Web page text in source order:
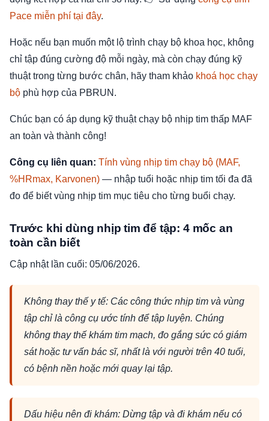
Pace miễn phí tại đây.
Hoặc nếu bạn muốn một lộ trình chạy bộ khoa học, không
chỉ tập đúng cường độ mỗi ngày, mà còn chạy đúng kỹ
thuật trong từng bước chân, hãy tham khảo khoá học chạy
bộ phù hợp của PBRUN.
Chúc bạn có áp dụng kỹ thuật chạy bộ nhịp tim thấp MAF
an toàn và thành công!
Công cụ liên quan: Tính vùng nhịp tim chạy bộ (MAF,
%HRmax, Karvonen) — nhập tuổi hoặc nhịp tim tối đa đã
đo để biết vùng nhịp tim mục tiêu cho từng buổi chạy.
Trước khi dùng nhịp tim để tập: 4 mốc an
toàn cần biết
Cập nhật lần cuối: 05/06/2026.
Không thay thế y tế: Các công thức nhịp tim và vùng
tập chỉ là công cụ ước tính để tập luyện. Chúng
không thay thế khám tim mạch, đo gắng sức có giám
sát hoặc tư vấn bác sĩ, nhất là với người trên 40 tuổi,
có bệnh nền hoặc mới quay lại tập.
Dấu hiệu nên đi khám: Dừng tập và đi khám nếu có